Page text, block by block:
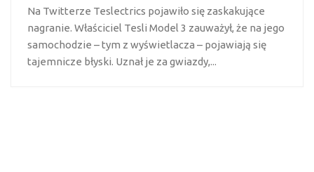
Na Twitterze Teslectrics pojawiło się zaskakujące
nagranie. Właściciel Tesli Model 3 zauważył, że na jego
samochodzie – tym z wyświetlacza – pojawiają się
tajemnicze błyski. Uznał je za gwiazdy,...